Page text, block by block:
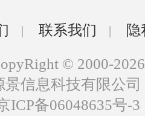
| 联系我们 |
© 2000-2026
景信息科技有限公
ICP备06048635号-3